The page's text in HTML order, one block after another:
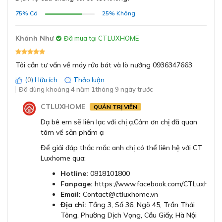
Tùy chọn đa dạng với 8 chương trình rửa cơ bản
Chương trình trí tuệ nhân tạo Intelligent
điều chỉnh riêng chu trình rửa và sấy dựa
trên phản hồi của người dùng
Một điểm nổi bật đó chính là Bosch đã áp dụng cô ng
Chương trình chăm sóc
máy
Chế độ chống tràn Có
Khoá trẻ em
Kỹ thuật bảo vệ kính
Bảo vệ chống sét lan
Có
Đèn báo muối Có
75% Có 25% Không
Khánh Như Đã mua tại CTLUXHOME
Tôi cần tư vấn về máy rửa bát và lò nướng 0936347663
(0) Hữu ích
Thảo luận
Đã dùng khoảng 4 năm 1tháng 9 ngày trước
CTLUXHOME QUẢN TRỊ VIÊN
Dạ bê em sẽ liên lạc với chị ạ.Cảm ơn chị đã quan
tâm về sản phẩm ạ
Để giải đáp thắc mắc anh chị có thể liên hệ với CT
Luxhome qua:
Hotline: 0818101800
Fanpage: https://www.facebook.com/
Email: Contact@ctluxhome.vn
Địa chỉ: Tầng 3, Số 36, Ngõ 45, Trần Thái
Tông, Phường Dịch Vọng, Cầu Giấy, Hà Nội